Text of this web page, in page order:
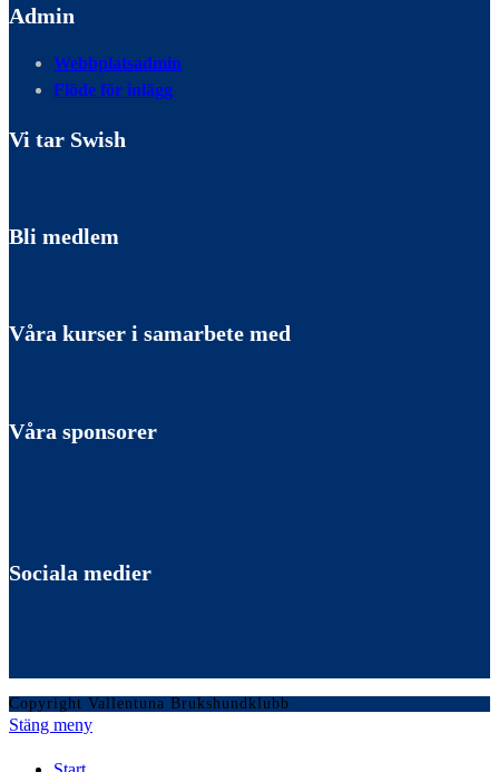
Admin
Webbplatsadmin
Flöde för inlägg
Vi tar Swish
Bli medlem
Våra kurser i samarbete med
Våra sponsorer
Sociala medier
Copyright Vallentuna Brukshundklubb
Stäng meny